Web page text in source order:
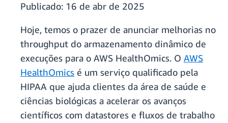
Publicado: 16 de abr de 2025
Hoje, temos o prazer de anunciar melhorias no
throughput do armazenamento dinâmico de
execuções para o AWS HealthOmics. O AWS
HealthOmics é um serviço qualificado pela
HIPAA que ajuda clientes da área de saúde e
ciências biológicas a acelerar os avanços
científicos com datastores e fluxos de trabalho